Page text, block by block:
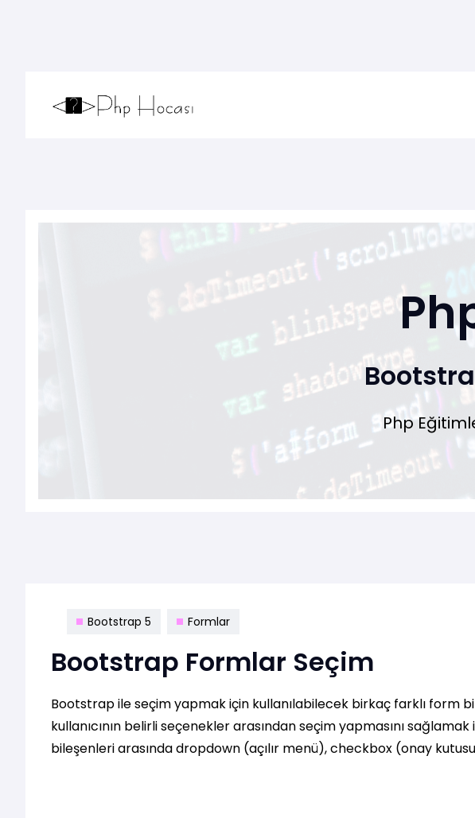
Php
Bootstrap 5 Formlar
Bootstrap Formlar Seçim
Bootstrap ile seçim yapmak için kullanılabilecek birkaç farklı form
kullanıcının belirli seçenekler arasından seçim yapmasını sağlamak
bileşenleri arasında dropdown (açılır menü), checkbox (onay